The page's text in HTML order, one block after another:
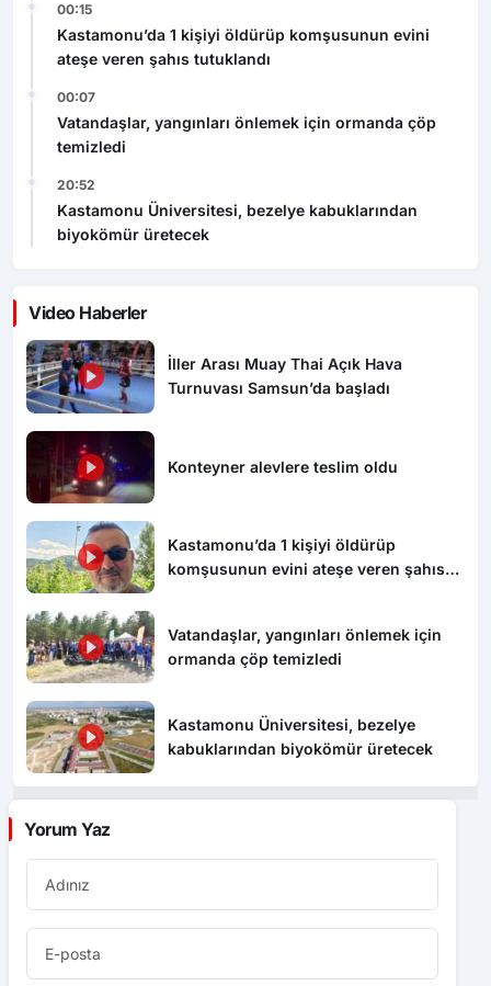
00:15
Kastamonu’da 1 kişiyi öldürüp komşusunun evini
ateşe veren şahıs tutuklandı
00:07
Vatandaşlar, yangınları önlemek için ormanda çöp
temizledi
20:52
Kastamonu Üniversitesi, bezelye kabuklarından
biyokömür üretecek
Video Haberler
İller Arası Muay Thai Açık Hava
Turnuvası Samsun’da başladı
Konteyner alevlere teslim oldu
Kastamonu’da 1 kişiyi öldürüp
komşusunun evini ateşe veren şahıs
Vatandaşlar, yangınları önlemek için
ormanda çöp temizledi
Kastamonu Üniversitesi, bezelye
kabuklarından biyokömür üretecek
Yorum Yaz